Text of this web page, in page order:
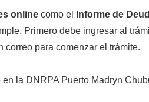
online como el Informe de
Primero debe ingresar al
correo para comenzar el trámite.
la DNRPA Puerto Madryn